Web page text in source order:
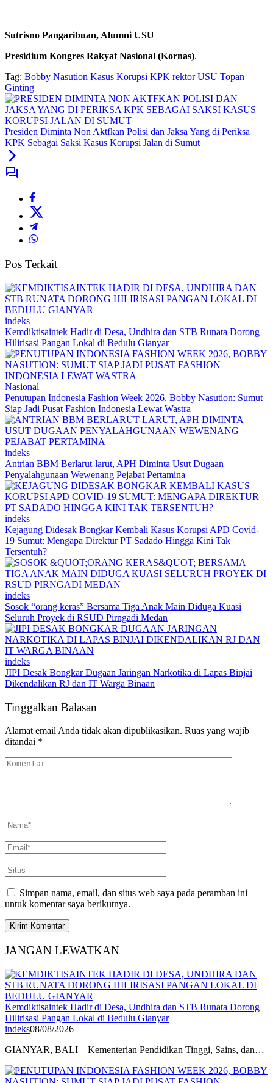
Sutrisno Pangaribuan, Alumni USU
Presidium Kongres Rakyat Nasional (Kornas).
Tag: Bobby Nasution Kasus Korupsi KPK rektor USU Topan
Ginting
Presiden Diminta Non Aktfkan Polisi dan Jaksa Yang di Periksa
KPK Sebagai Saksi Kasus Korupsi Jalan di Sumut
Pos Terkait
indeks
Kemdiktisaintek Hadir di Desa, Undhira dan STB Runata Dorong
Hilirisasi Pangan Lokal di Bedulu Gianyar
Nasional
Penutupan Indonesia Fashion Week 2026, Bobby Nasution: Sumut
Siap Jadi Pusat Fashion Indonesia Lewat Wastra
indeks
Antrian BBM Berlarut-larut, APH Diminta Usut Dugaan
Penyalahgunaan Wewenang Pejabat Pertamina
indeks
Kejagung Didesak Bongkar Kembali Kasus Korupsi APD Covid-
19 Sumut: Mengapa Direktur PT Sadado Hingga Kini Tak
Tersentuh?
indeks
Sosok “orang keras” Bersama Tiga Anak Main Diduga Kuasi
Seluruh Proyek di RSUD Pirngadi Medan
indeks
JIPI Desak Bongkar Dugaan Jaringan Narkotika di Lapas Binjai
Dikendalikan RJ dan IT Warga Binaan
Tinggalkan Balasan
Alamat email Anda tidak akan dipublikasikan. Ruas yang wajib
ditandai *
Simpan nama, email, dan situs web saya pada peramban ini
untuk komentar saya berikutnya.
JANGAN LEWATKAN
Kemdiktisaintek Hadir di Desa, Undhira dan STB Runata Dorong
Hilirisasi Pangan Lokal di Bedulu Gianyar
indeks08/08/2026
GIANYAR, BALI – Kementerian Pendidikan Tinggi, Sains, dan…